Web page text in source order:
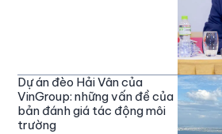
Dự án đèo Hải Vân của
VinGroup: những vấn đề của
bản đánh giá tác động môi
trường